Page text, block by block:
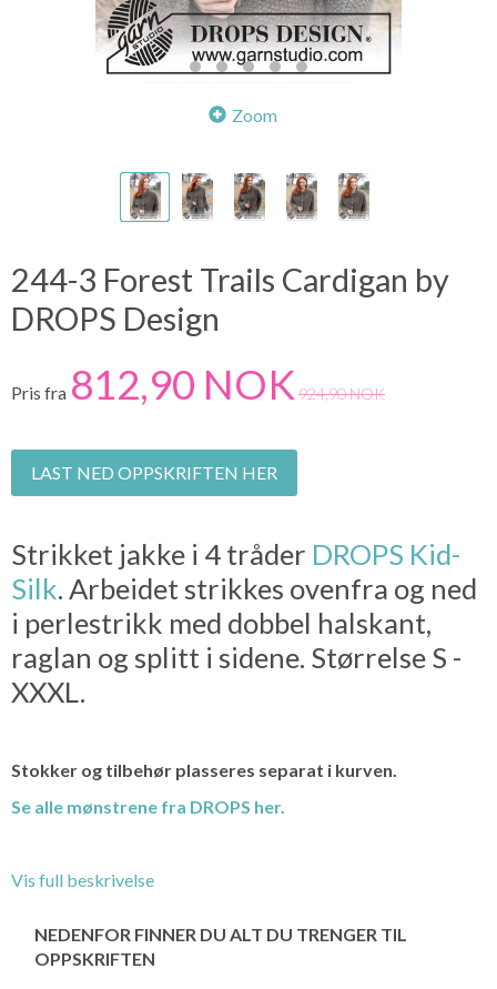
Zoom
244-3 Forest Trails Cardigan by
DROPS Design
Pris fra 812,90 NOK 924,90 NOK
LAST NED OPPSKRIFTEN HER
Strikket jakke i 4 tråder DROPS Kid-
Silk. Arbeidet strikkes ovenfra og ned
i perlestrikk med dobbel halskant,
raglan og splitt i sidene. Størrelse S -
XXXL.
Stokker og tilbehør plasseres separat i kurven.
Se alle mønstrene fra DROPS her.
Vis full beskrivelse
NEDENFOR FINNER DU ALT DU TRENGER TIL
OPPSKRIFTEN